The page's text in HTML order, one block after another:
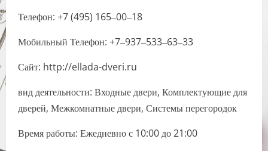
Телефон: +7 (495) 165‒00‒18
Мобильный Телефон: +7‒937‒533‒63‒33
Сайт: http://ellada-dveri.ru
вид деятельности: Входные двери, Комплектующие для
дверей, Межкомнатные двери, Системы перегородок
Время работы: Ежедневно с 10:00 до 21:00